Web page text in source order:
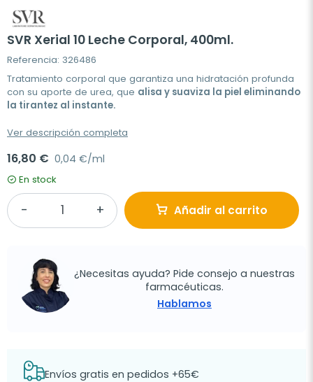
SVR Xerial 10 Leche Corporal, 400ml.
Referencia: 326486
Tratamiento corporal que garantiza una hidratación profunda
con su aporte de urea, que alisa y suaviza la piel eliminando
la tirantez al instante.
Ver descripción completa
16,80 € 0,04 €/ml
En stock
Añadir al carrito
¿Necesitas ayuda? Pide consejo a nuestras
farmacéuticas.
Hablamos
Envíos gratis en pedidos +65€